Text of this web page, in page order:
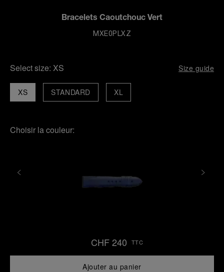
Bracelets Caoutchouc Vert
MXE0PLXZ
Select size: XS Size guide
XS XL
STANDARD
Choisir la couleur:
CHF 240 TTC
Ajouter au panier